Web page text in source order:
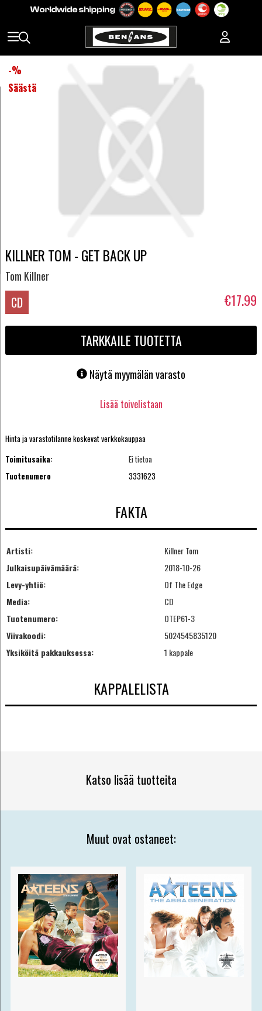
-%
Säästä
KILLNER TOM - GET BACK UP
Tom Killner
CD €17.99
TARKKAILE TUOTETTA
Näytä myymälän varasto
Lisää toivelistaan
Hinta ja varastotilanne koskevat verkkokauppaa
Toimitusaika:
Ei tietoa
Tuotenumero
3331623
FAKTA
Artisti:
Killner Tom
Julkaisupäivämäärä:
2018-10-26
Levy-yhtiö:
Of The Edge
Media:
CD
Tuotenumero:
OTEP61-3
Viivakoodi:
5024545835120
Yksiköitä pakkauksessa:
1 kappale
KAPPALELISTA
Katso lisää tuotteita
Muut ovat ostaneet: